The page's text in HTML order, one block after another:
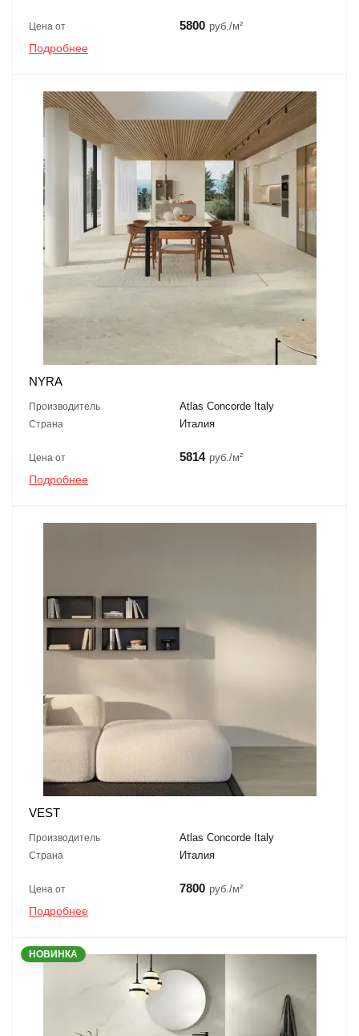
Цена от 5800 руб./м²
Подробнее
NYRA
Производитель Atlas Concorde Italy
Страна Италия
Цена от 5814 руб./м²
Подробнее
VEST
Производитель Atlas Concorde Italy
Страна Италия
Цена от 7800 руб./м²
Подробнее
НОВИНКА